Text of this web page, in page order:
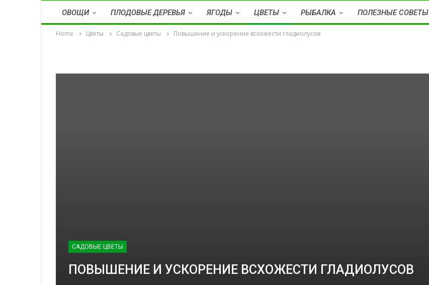
ОВОЩИ ПЛОДОВЫЕ ДЕРЕВЬЯ ЯГОДЫ ЦВЕТЫ РЫБАЛКА ПОЛЕЗНЫЕ СОВЕТЫ
Home Цветы Садовые цветы Повышение и ускорение всхожести гладиолусов
САДОВЫЕ ЦВЕТЫ
ПОВЫШЕНИЕ И УСКОРЕНИЕ ВСХОЖЕСТИ ГЛАДИОЛУСОВ